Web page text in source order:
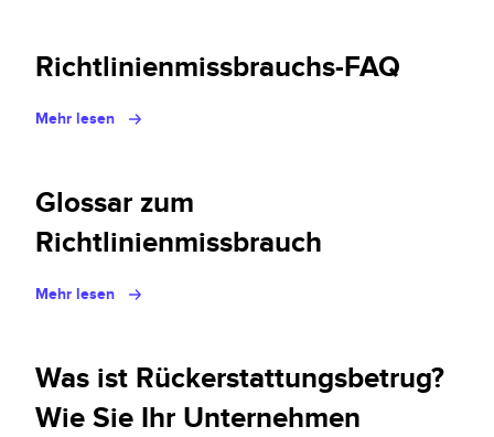
Blog
Riskified Webinare & Events
Presse
DE
Richtlinienmissbrauchs-FAQ
Mehr lesen
Glossar zum
Richtlinienmissbrauch
Mehr lesen
Was ist Rückerstattungsbetrug?
Wie Sie Ihr Unternehmen